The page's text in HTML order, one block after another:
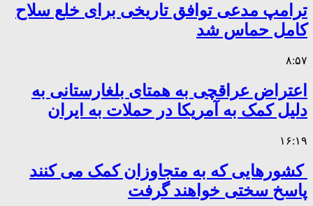
ترامپ مدعی توافق تاریخی برای خلع سلاح
کامل حماس شد
۸:۵۷
اعتراض عراقچی به همتای بلغارستانی به
دلیل کمک به آمریکا در حملات به ایران
۱۶:۱۹
کشورهایی که به متجاوزان کمک می کنند
پاسخ سختی خواهند گرفت